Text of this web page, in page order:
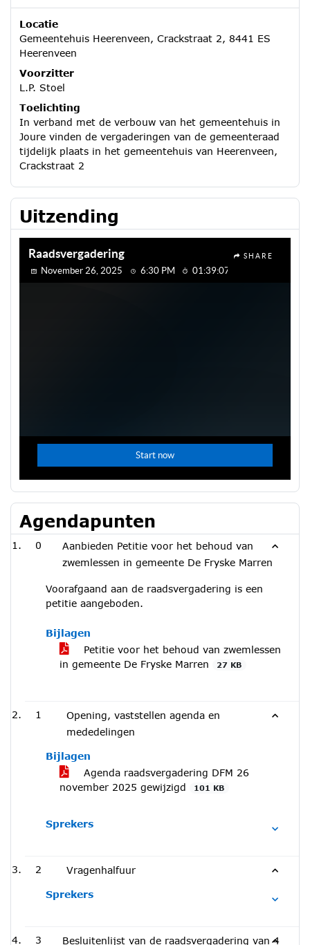
Locatie
Gemeentehuis Heerenveen, Crackstraat 2, 8441 ES
Heerenveen
Voorzitter
L.P. Stoel
Toelichting
In verband met de verbouw van het gemeentehuis in
Joure vinden de vergaderingen van de gemeenteraad
tijdelijk plaats in het gemeentehuis van Heerenveen,
Crackstraat 2
Uitzending
Agendapunten
0
Aanbieden Petitie voor het behoud van
zwemlessen in gemeente De Fryske Marren
Voorafgaand aan de raadsvergadering is een
petitie aangeboden.
Bijlagen
Petitie voor het behoud van zwemlessen
in gemeente De Fryske Marren
27 KB
1
Opening, vaststellen agenda en
mededelingen
Bijlagen
Agenda raadsvergadering DFM 26
november 2025 gewijzigd
101 KB
Sprekers
2 Vragenhalfuur
Sprekers
3 Besluitenlijst van de raadsvergadering van 4